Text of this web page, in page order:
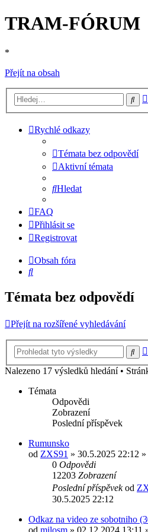
TRAM-FÓRUM
*
Přejít na obsah
Rychlé odkazy
Témata bez odpovědí
Aktivní témata
Hledat
FAQ
Přihlásit se
Registrovat
Obsah fóra
Hledat
Témata bez odpovědí
Přejít na rozšířené vyhledávání
Nalezeno 17 výsledků hledání •
Témata
Odpovědi
Zobrazení
Poslední příspěvek
Rumunsko
od ZXS91 » 30.5.2025 22:12
0 Odpovědi
12203 Zobrazení
Poslední příspěvekod
30.5.2025 22:12
Odkaz na video ze sobotniho
od milosm » 02.12.2024 13:11